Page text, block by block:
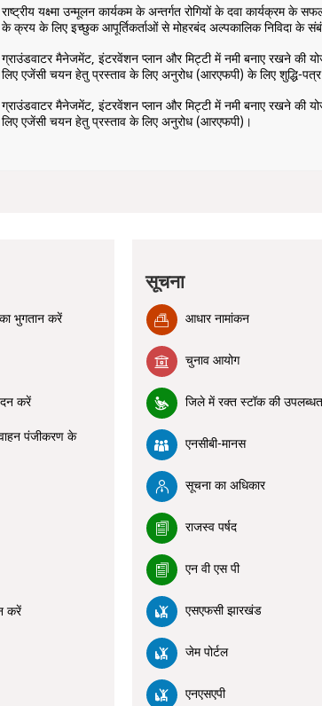
राष्ट्रीय यक्ष्मा उन्मूलन कार्यकम के अन्तर्गत रोगियों के दवा कार्यक्रम के
के क्रय के लिए इच्छुक आपूर्तिकर्ताओं से मोहरबंद अल्पकालिक निविदा के
ग्राउंडवाटर मैनेजमेंट, इंटरवेंशन प्लान और मिट्टी में नमी बनाए रखने की
लिए एजेंसी चयन हेतु प्रस्ताव के लिए अनुरोध (आरएफपी) के लिए शुद्धि-
ग्राउंडवाटर मैनेजमेंट, इंटरवेंशन प्लान और मिट्टी में नमी बनाए रखने की
लिए एजेंसी चयन हेतु प्रस्ताव के लिए अनुरोध (आरएफपी)।
भुगतान करें
करें
पंजीकरण के
करें
सूचना
आधार नामांकन
चुनाव आयोग
जिले में रक्त स्टॉक की
एनसीबी-मानस
सूचना का अधिकार
राजस्व पर्षद
एन वी एस पी
एसएफसी झारखंड
जेम पोर्टल
एनएसएपी